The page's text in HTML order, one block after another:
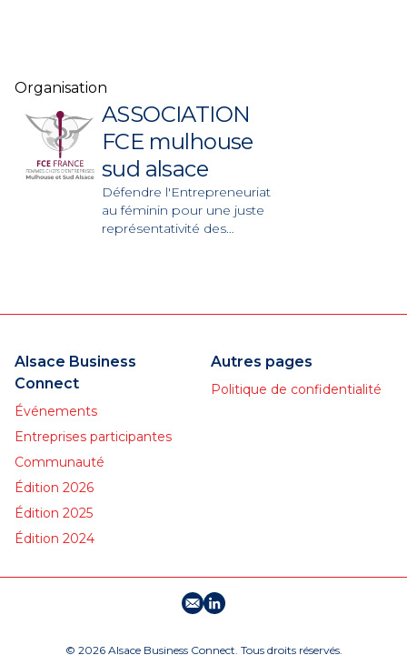
Organisation
ASSOCIATION
FCE mulhouse
sud alsace
Défendre l'Entrepreneuriat
au féminin pour une juste
représentativité des
gouvernementale, FCE
largement décentralisée où
l’opportunité de prendre des
s’impliquer. FCE est un
réseau au service de ses
adhérentes : Des
pratiques ou sorties.
Alsace Business
Connect
Événements
Entreprises participantes
Communauté
Édition 2026
Édition 2025
Édition 2024
Autres pages
Politique de confidentialité
E-mailProfil LinkedIn
© 2026 Alsace Business Connect. Tous droits réservés.